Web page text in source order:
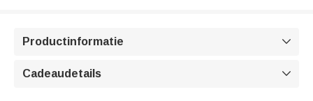
Productinformatie 
Cadeaudetails 